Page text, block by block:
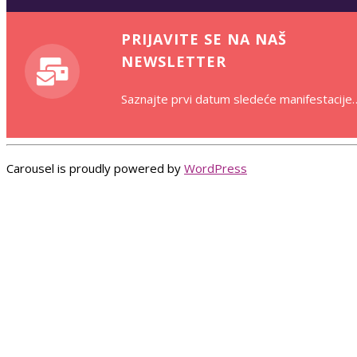
PRIJAVITE SE NA NAŠ
NEWSLETTER
Saznajte prvi datum sledeće
Carousel is proudly powered by WordPress